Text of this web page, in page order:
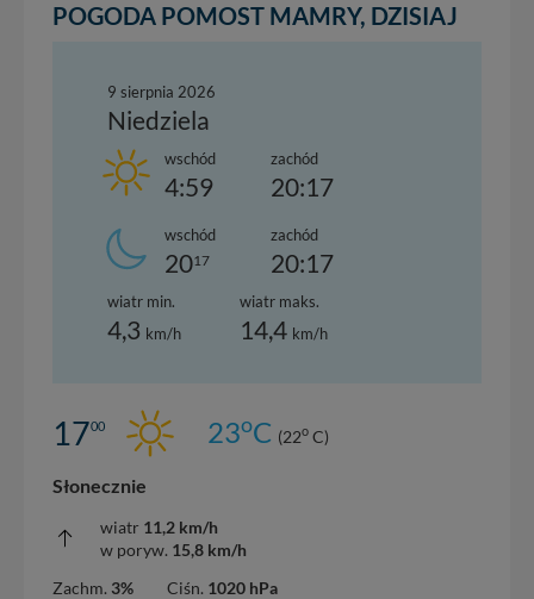
POGODA POMOST MAMRY, DZISIAJ
9 sierpnia 2026
Niedziela
wschód
4:59
zachód
20:17
wschód
2017
zachód
20:17
wiatr min.
4,3 km/h
wiatr maks.
14,4 km/h
1700 23oC (22o C)
Słonecznie
wiatr 11,2 km/h
w poryw. 15,8 km/h
Zachm. 3%
Ciśn. 1020 hPa